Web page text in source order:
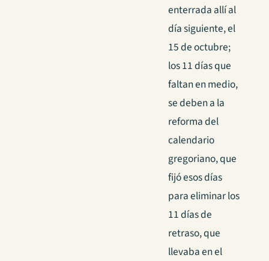
enterrada allí al
día siguiente, el
15 de octubre;
los 11 días que
faltan en medio,
se deben a la
reforma del
calendario
gregoriano, que
fijó esos días
para eliminar los
11 días de
retraso, que
llevaba en el